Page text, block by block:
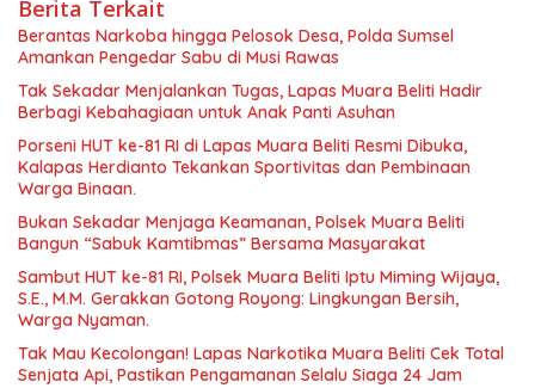
Berita Terkait
Berantas Narkoba hingga Pelosok Desa, Polda Sumsel
Amankan Pengedar Sabu di Musi Rawas
Tak Sekadar Menjalankan Tugas, Lapas Muara Beliti Hadir
Berbagi Kebahagiaan untuk Anak Panti Asuhan
Porseni HUT ke-81 RI di Lapas Muara Beliti Resmi Dibuka,
Kalapas Herdianto Tekankan Sportivitas dan Pembinaan
Warga Binaan.
Bukan Sekadar Menjaga Keamanan, Polsek Muara Beliti
Bangun “Sabuk Kamtibmas” Bersama Masyarakat
Sambut HUT ke-81 RI, Polsek Muara Beliti Iptu Miming Wijaya,
S.E., M.M. Gerakkan Gotong Royong: Lingkungan Bersih,
Warga Nyaman.
Tak Mau Kecolongan! Lapas Narkotika Muara Beliti Cek Total
Senjata Api, Pastikan Pengamanan Selalu Siaga 24 Jam